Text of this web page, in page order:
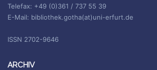
Telefax: +49 (0)361 / 737 55 39
E-Mail: bibliothek.gotha(at)uni-erfurt.de
ISSN 2702-9646
ARCHIV